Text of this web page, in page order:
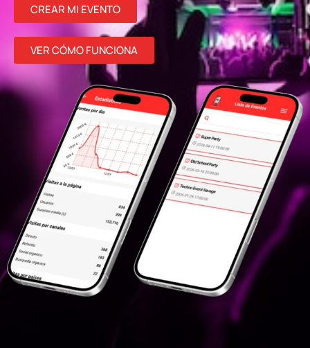
CREAR MI EVENTO
VER CÓMO FUNCIONA